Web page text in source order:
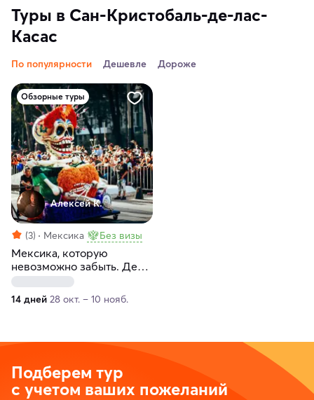
Туры в Сан-Кристобаль-де-лас-
Касас
По популярности Дешевле Дороже
Обзорные туры
Алексей К.
(3) Мексика Без визы
Мексика, которую
невозможно забыть. День
мёртвых
14 дней 28 окт. – 10 нояб.
Подберем тур
с учетом ваших пожеланий